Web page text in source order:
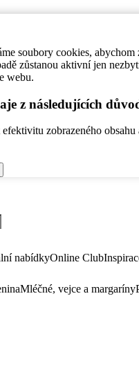
soubory cookies,
zůstanou aktivní jen
webu.
z následujících
zobrazeného
nabídkyOnline Club
Mléčné, vejce a margaríny